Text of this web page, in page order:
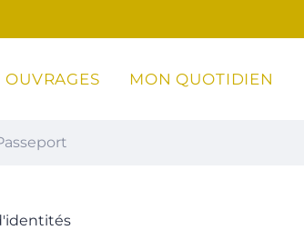
OUVRAGES MON QUOTIDIEN